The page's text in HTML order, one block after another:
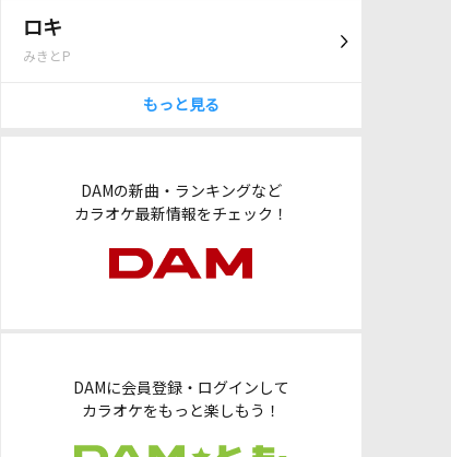
ロキ
みきとP
もっと見る
DAMの新曲・ランキングなど
カラオケ最新情報をチェック！
DAMに会員登録・ログインして
カラオケをもっと楽しもう！